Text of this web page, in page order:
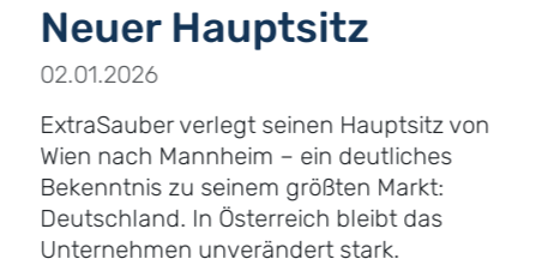
Neuer Hauptsitz
02.01.2026
ExtraSauber verlegt seinen Hauptsitz von
Wien nach Mannheim – ein deutliches
Bekenntnis zu seinem größten Markt:
Deutschland. In Österreich bleibt das
Unternehmen unverändert stark.